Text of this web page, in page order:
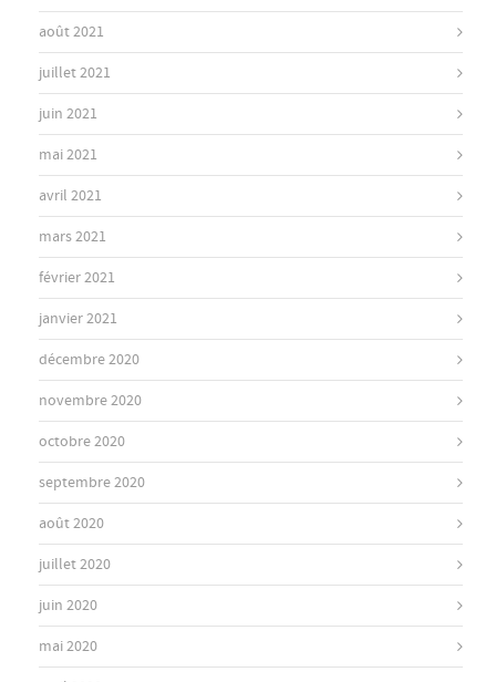
août 2021
juillet 2021
juin 2021
mai 2021
avril 2021
mars 2021
février 2021
janvier 2021
décembre 2020
novembre 2020
octobre 2020
septembre 2020
août 2020
juillet 2020
juin 2020
mai 2020